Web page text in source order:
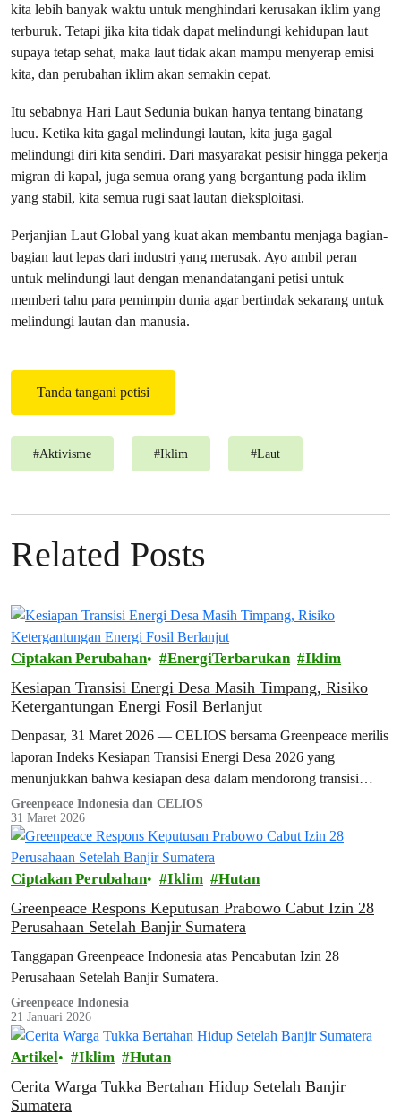
kita lebih banyak waktu untuk menghindari kerusakan iklim yang
terburuk. Tetapi jika kita tidak dapat melindungi kehidupan laut
supaya tetap sehat, maka laut tidak akan mampu menyerap emisi
kita, dan perubahan iklim akan semakin cepat.
Itu sebabnya Hari Laut Sedunia bukan hanya tentang binatang
lucu. Ketika kita gagal melindungi lautan, kita juga gagal
melindungi diri kita sendiri. Dari masyarakat pesisir hingga pekerja
migran di kapal, juga semua orang yang bergantung pada iklim
yang stabil, kita semua rugi saat lautan dieksploitasi.
Perjanjian Laut Global yang kuat akan membantu menjaga bagian-
bagian laut lepas dari industri yang merusak. Ayo ambil peran
untuk melindungi laut dengan menandatangani petisi untuk
memberi tahu para pemimpin dunia agar bertindak sekarang untuk
melindungi lautan dan manusia.
Tanda tangani petisi
#Aktivisme #Iklim #Laut
Related Posts
Ciptakan Perubahan EnergiTerbarukan Iklim
Kesiapan Transisi Energi Desa Masih Timpang, Risiko
Ketergantungan Energi Fosil Berlanjut
Denpasar, 31 Maret 2026 — CELIOS bersama Greenpeace merilis
laporan Indeks Kesiapan Transisi Energi Desa 2026 yang
menunjukkan bahwa kesiapan desa dalam mendorong transisi
energi bersih di Indonesia masih menghadapi…
Greenpeace Indonesia dan CELIOS
31 Maret 2026
Ciptakan Perubahan Iklim Hutan
Greenpeace Respons Keputusan Prabowo Cabut Izin 28
Perusahaan Setelah Banjir Sumatera
Tanggapan Greenpeace Indonesia atas Pencabutan Izin 28
Perusahaan Setelah Banjir Sumatera.
Greenpeace Indonesia
21 Januari 2026
Artikel Iklim Hutan
Cerita Warga Tukka Bertahan Hidup Setelah Banjir
Sumatera